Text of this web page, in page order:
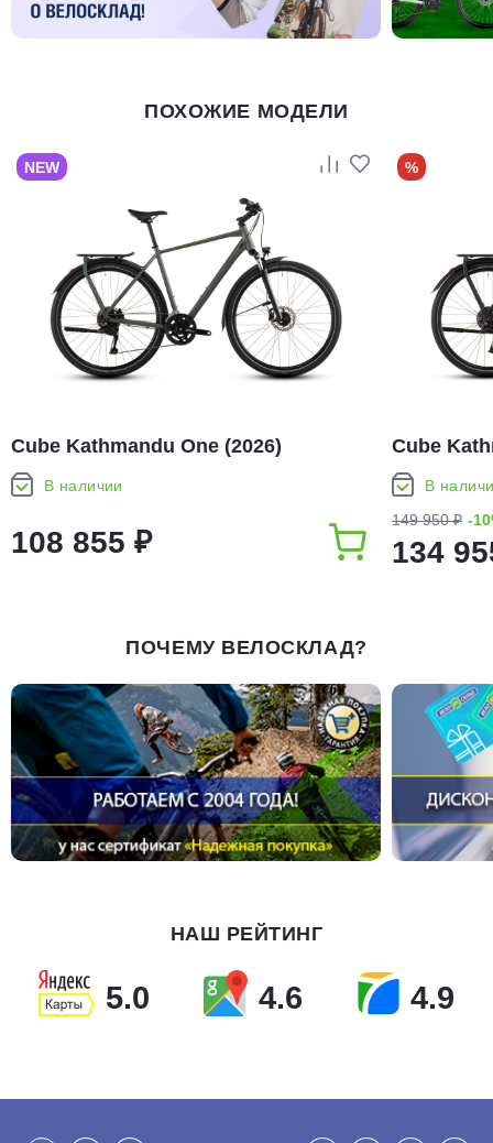
ПОХОЖИЕ МОДЕЛИ
NEW
Cube Kathmandu One (2026)
В наличии
108 855 ₽
%
Cube
В
149 950 ₽ -
134
ПОЧЕМУ ВЕЛОСКЛАД?
НАШ РЕЙТИНГ
5.0 4.6 4.9